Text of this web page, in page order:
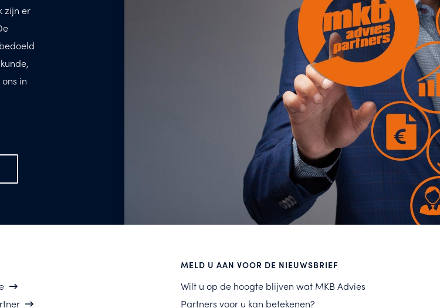
zijn er
in
MELD U AAN VOOR DE NIEUWSBRIEF
Wilt u op de hoogte blijven wat MKB Advies
Partners voor u kan betekenen?